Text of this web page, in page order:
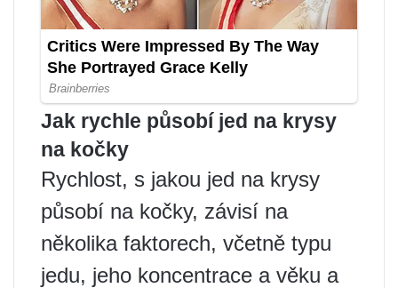
Jak rychle působí jed na krysy
na kočky
Rychlost, s jakou jed na krysy
působí na kočky, závisí na
několika faktorech, včetně typu
jedu, jeho koncentrace a věku a